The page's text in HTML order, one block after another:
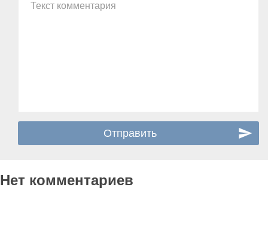
Текст комментария
Нет комментариев